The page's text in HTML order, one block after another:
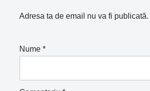
Adresa ta de email nu va fi publicată.
Nume*